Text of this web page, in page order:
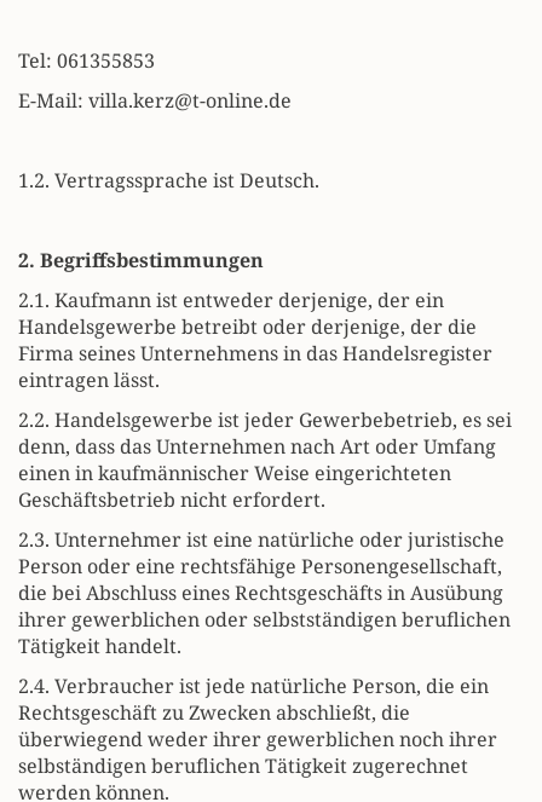
Tel: 061355853
E-Mail: villa.kerz@t-online.de
1.2. Vertragssprache ist Deutsch.
2. Begriffsbestimmungen
2.1. Kaufmann ist entweder derjenige, der ein
Handelsgewerbe betreibt oder derjenige, der die
Firma seines Unternehmens in das Handelsregister
eintragen lässt.
2.2. Handelsgewerbe ist jeder Gewerbebetrieb, es sei
denn, dass das Unternehmen nach Art oder Umfang
einen in kaufmännischer Weise eingerichteten
Geschäftsbetrieb nicht erfordert.
2.3. Unternehmer ist eine natürliche oder juristische
Person oder eine rechtsfähige Personengesellschaft,
die bei Abschluss eines Rechtsgeschäfts in Ausübung
ihrer gewerblichen oder selbstständigen beruflichen
Tätigkeit handelt.
2.4. Verbraucher ist jede natürliche Person, die ein
Rechtsgeschäft zu Zwecken abschließt, die
überwiegend weder ihrer gewerblichen noch ihrer
selbständigen beruflichen Tätigkeit zugerechnet
werden können.